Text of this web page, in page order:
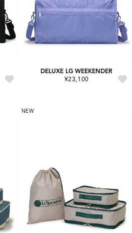
DELUXE LG WEEKENDER
¥23,100
NEW